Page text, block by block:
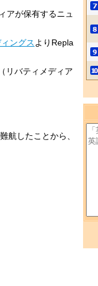
アが保有するニュ
ングス よりRepla
リバティメディア
航したことから、